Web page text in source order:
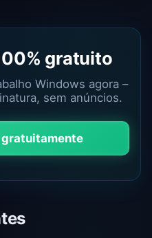
gratuito
Windows agora –
sem anúncios.
gratuitamente